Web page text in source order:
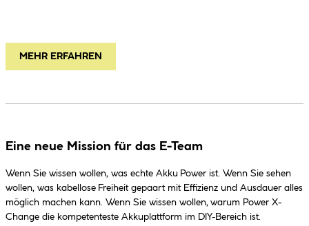
MEHR ERFAHREN
Eine neue Mission für das E-Team
Wenn Sie wissen wollen, was echte Akku Power ist. Wenn Sie sehen
wollen, was kabellose Freiheit gepaart mit Effizienz und Ausdauer alles
möglich machen kann. Wenn Sie wissen wollen, warum Power X-
Change die kompetenteste Akkuplattform im DIY-Bereich ist.